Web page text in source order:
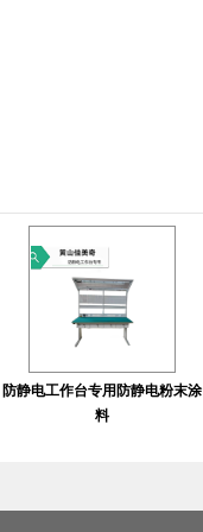
防静电工作台专用防静电粉末涂
料